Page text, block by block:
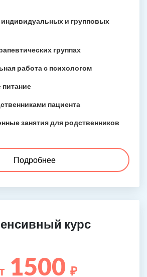
индивидуальных и групповых
группах
работа с психологом
питание
пациента
занятия для родственников
Подробнее
курс
1500 ₽